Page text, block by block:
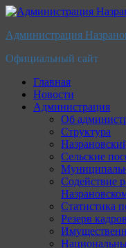
Перейти
содержимому
Администрация
Официальный сайт
Главная
Новости
Администрация
Об
Структура
Сельские
Содействие
Статистика
Резерв кадров